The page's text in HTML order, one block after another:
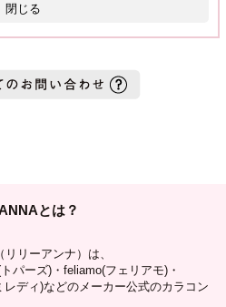
閉じる
とは？
リーアンナ）は、
パーズ)・feliamo(フェリアモ)・
ディ)などのメーカー公式のカラコン